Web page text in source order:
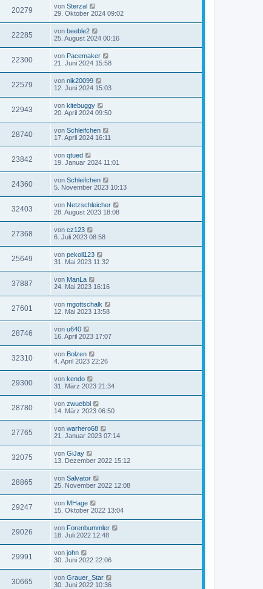
20279 von Sterzal
29. Oktober 2024 09:02
22285 von beeble2
25. August 2024 00:16
22300 von Pacemaker
21. Juni 2024 15:58
22579 von nik20099
12. Juni 2024 15:03
22943 von kitebuggy
20. April 2024 09:50
28740 von Schleifchen
17. April 2024 16:11
23842 von qtued
19. Januar 2024 11:01
24360 von Schleifchen
5. November 2023 10:13
32403 von Netzschleicher
28. August 2023 18:08
27368 von cz123
6. Juli 2023 08:58
25649 von pekoll123
31. Mai 2023 11:32
37887 von ManLa
24. Mai 2023 16:16
27601 von mgottschalk
12. Mai 2023 13:58
28746 von u640
16. April 2023 17:07
32310 von Bolzen
4. April 2023 22:26
29300 von kendo
31. März 2023 21:34
28780 von zwuebbl
14. März 2023 06:50
27765 von warhero68
21. Januar 2023 07:14
32075 von GiJay
13. Dezember 2022 15:12
28865 von Salvator
25. November 2022 12:08
29247 von MHage
15. Oktober 2022 13:04
29026 von Forenbummler
18. Juli 2022 12:48
29991 von john
30. Juni 2022 22:06
30665 von Grauer_Star
30. Juni 2022 10:36